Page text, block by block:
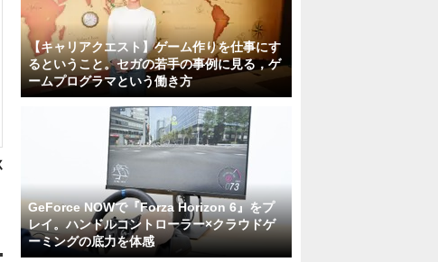
【キャリアクエスト】ゲーム作りを仕事にす
るということ。セガの若手の事例に見る，ゲ
ームプログラマという働き方
GeForce NOWで『Forza Horizon 6』をプ
レイ。ハンドルコントローラー×クラウドゲ
ーミングの底力を体感